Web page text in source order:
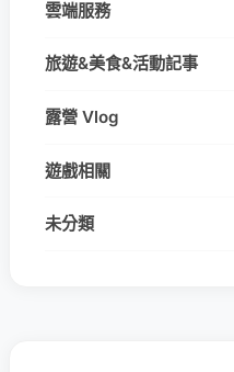
雲端服務
旅遊&美食&活動記事
露營 Vlog
遊戲相關
未分類